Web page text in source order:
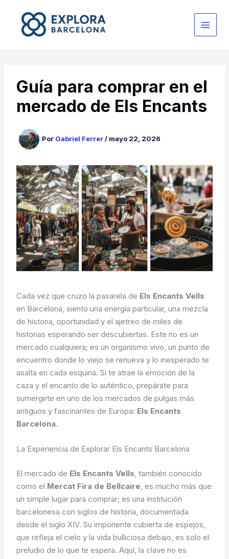
contenido
Guía para comprar en el
mercado de Els Encants
Por Gabriel Ferrer/ mayo 22, 2026
Cada vez que cruzo la pasarela de Els Encants Vells
en Barcelona, siento una energía particular, una mezcla
de historia, oportunidad y el ajetreo de miles de
historias esperando ser descubiertas. Este no es un
mercado cualquiera; es un organismo vivo, un punto de
encuentro donde lo viejo se renueva y lo inesperado te
asalta en cada esquina. Si te atrae la emoción de la
caza y el encanto de lo auténtico, prepárate para
sumergirte en uno de los mercados de pulgas más
antiguos y fascinantes de Europa: Els Encants
Barcelona.
La Experiencia de Explorar Els Encants Barcelona
El mercado de Els Encants Vells, también conocido
como el Mercat Fira de Bellcaire, es mucho más que
un simple lugar para comprar; es una institución
barcelonesa con siglos de historia, documentada
desde el siglo XIV. Su imponente cubierta de espejos,
que refleja el cielo y la vida bulliciosa debajo, es solo el
preludio de lo que te espera. Aquí, la clave no es